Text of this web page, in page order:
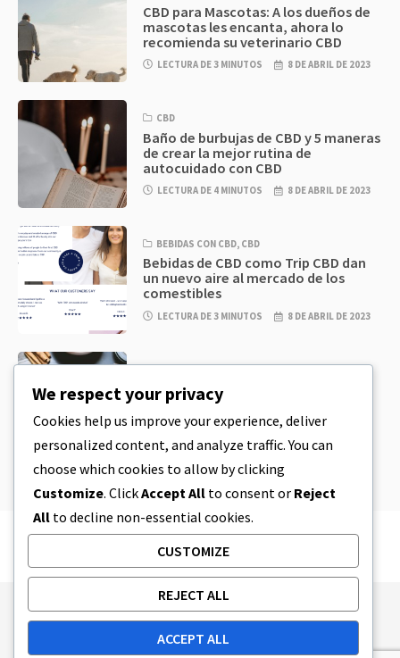
CBD para Mascotas: A los dueños de
mascotas les encanta, ahora lo
recomienda su veterinario CBD
LECTURA DE 3 MINUTOS 8 DE ABRIL DE 2023
CBD
Baño de burbujas de CBD y 5 maneras
de crear la mejor rutina de
autocuidado con CBD
LECTURA DE 4 MINUTOS 8 DE ABRIL DE 2023
BEBIDAS CON CBD, CBD
Bebidas de CBD como Trip CBD dan
un nuevo aire al mercado de los
comestibles
LECTURA DE 3 MINUTOS 8 DE ABRIL DE 2023
Masa de galletas de CBD y
comestibles de CBD increíblemente
sencillos que puedes preparar en
casa
LECTURA DE 4 MINUTOS
Publishing Principles
Ethics Policy
Corrections Policy
Feedback Policy
We respect your privacy
Cookies help us improve your experience, deliver
personalized content, and analyze traffic. You can
choose which cookies to allow by clicking
Customize. ClickAccept All to consent or Reject
All to decline non-essential cookies.
CUSTOMIZE
REJECT ALL
ACCEPT ALL